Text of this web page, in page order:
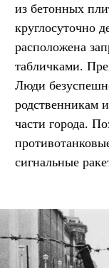
из бетонных
круглосуточно
расположена
табличками.
Люди
родственникам
части города.
сигнальные